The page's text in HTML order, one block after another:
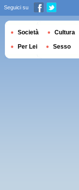
Seguici su
Società Cultura
Per Lei Sesso